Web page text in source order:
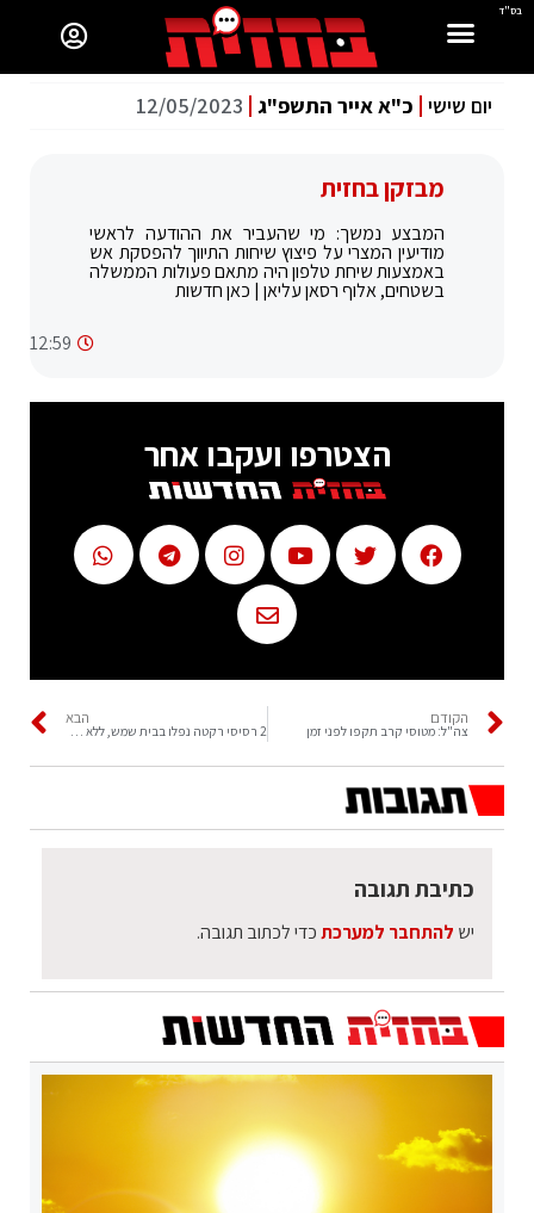
בס"ד
יום שישי כ"א אייר התשפ"ג 12/05/2023
מבזקן בחזית
המבצע נמשך: מי שהעביר את ההודעה לראשי
מודיעין המצרי על פיצוץ שיחות התיווך להפסקת אש
באמצעות שיחת טלפון היה מתאם פעולות הממשלה
בשטחים, אלוף רסאן עליאן | כאן חדשות
12:59
הצטרפו ועקבו אחר
הקודם
צה"ל: מטוסי קרב תקפו לפני זמן
הבא
כתיבת תגובה
יש להתחבר למערכתכדי לכתוב תגובה.